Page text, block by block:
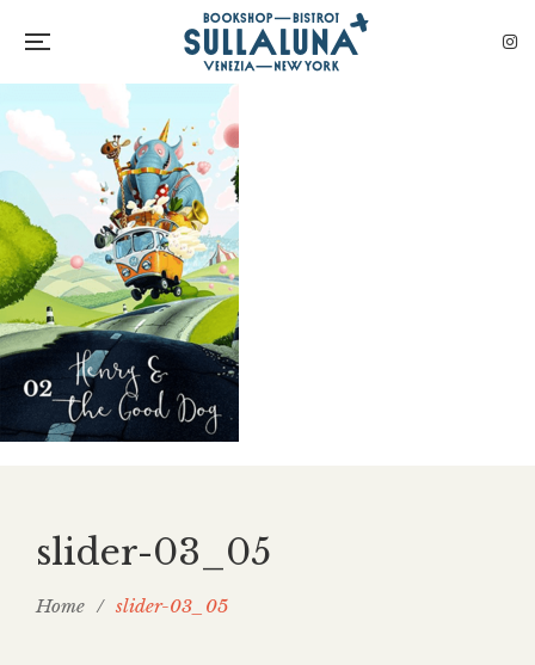
slider-03_05
Home / slider-03_05